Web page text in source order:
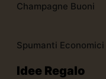
Champagne Buoni
Spumanti Economici
Idee Regalo